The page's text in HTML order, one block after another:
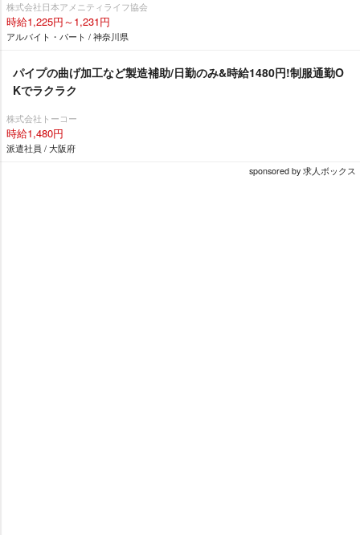
株式会社日本アメニティライフ協会
時給1,225円～1,231円
アルバイト・パート / 神奈川県
パイプの曲げ加工など製造補助/日勤のみ&時給1480円!制服通勤O
Kでラクラク
株式会社トーコー
時給1,480円
派遣社員 / 大阪府
sponsored by 求人ボックス